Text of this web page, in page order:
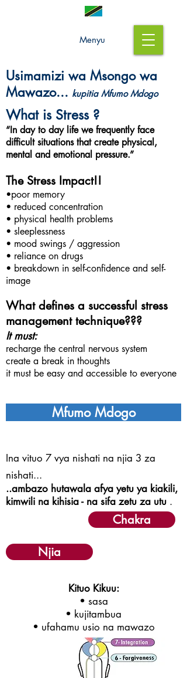
Menyu
Usimamizi wa Msongo wa
Mawazo... kupitia Mfumo Mdogo
What is Stress ?
“In day to day life we frequently face
difficult situations that create physical,
mental and emotional pressure.”
The Stress Impact!!
•poor memory
• reduced concentration
• physical health problems
• sleeplessness
• mood swings / aggression
• reliance on drugs
• breakdown in self-confidence and self-
image
What defines a successful stress
management technique???
It must:
recharge the central nervous system
create a break in thoughts
it must be easy and accessible to everyone
Mfumo Mdogo
Ina vituo 7 vya nishati na njia 3 za
nishati...
..ambazo hutawala afya yetu ya kiakili,
kimwili na kihisia - na sifa zetu za utu .
Kituo Kikuu:
• sasa
• kujitambua
• ufahamu usio na mawazo
Njia
Chakra